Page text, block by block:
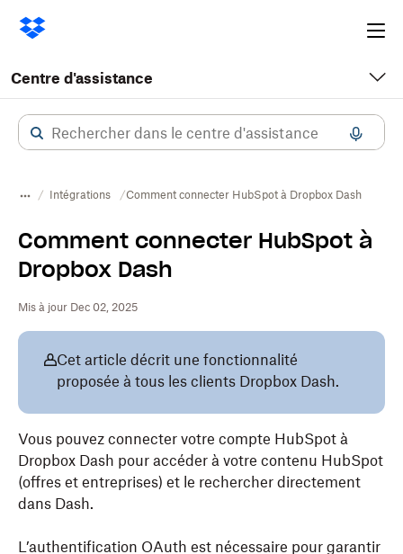
Centre d'assistance
Intégrations Comment connecter HubSpot à Dropbox Dash
Comment connecter HubSpot à
Dropbox Dash
Mis à jour Dec 02, 2025
Cet article décrit une fonctionnalité
proposée à tous les clients Dropbox Dash.
Vous pouvez connecter votre compte HubSpot à
Dropbox Dash pour accéder à votre contenu HubSpot
(offres et entreprises) et le rechercher directement
dans Dash.
L’authentification OAuth est nécessaire pour garantir